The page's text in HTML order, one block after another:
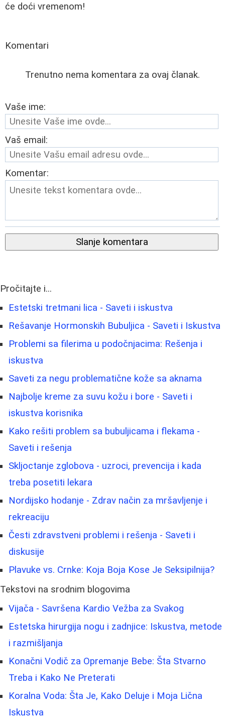
će doći vremenom!
Komentari
Trenutno nema komentara za ovaj članak.
Vaše ime:
Vaš email:
Komentar:
Slanje komentara
Pročitajte i...
Estetski tretmani lica - Saveti i iskustva
Rešavanje Hormonskih Bubuljica - Saveti i Iskustva
Problemi sa filerima u podočnjacima: Rešenja i
iskustva
Saveti za negu problematične kože sa aknama
Najbolje kreme za suvu kožu i bore - Saveti i
iskustva korisnika
Kako rešiti problem sa bubuljicama i flekama -
Saveti i rešenja
Skljoctanje zglobova - uzroci, prevencija i kada
treba posetiti lekara
Nordijsko hodanje - Zdrav način za mršavljenje i
rekreaciju
Česti zdravstveni problemi i rešenja - Saveti i
diskusije
Plavuke vs. Crnke: Koja Boja Kose Je Seksipilnija?
Tekstovi na srodnim blogovima
Vijača - Savršena Kardio Vežba za Svakog
Estetska hirurgija nogu i zadnjice: Iskustva, metode
i razmišljanja
Konačni Vodič za Opremanje Bebe: Šta Stvarno
Treba i Kako Ne Preterati
Koralna Voda: Šta Je, Kako Deluje i Moja Lična
Iskustva